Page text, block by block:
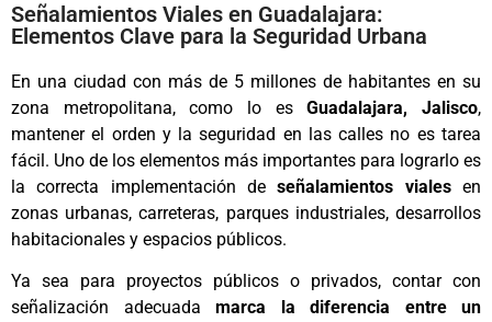
Señalamientos Viales en Guadalajara:
Elementos Clave para la Seguridad Urbana
En una ciudad con más de 5 millones de habitantes en su
zona metropolitana, como lo esGuadalajara, Jalisco,
mantener el orden y la seguridad en las calles no es tarea
fácil. Uno de los elementos más importantes para lograrlo es
la correcta implementación deseñalamientos vialesen
zonas urbanas, carreteras, parques industriales, desarrollos
habitacionales y espacios públicos.
Ya sea para proyectos públicos o privados, contar con
señalización adecuada marca la diferencia entre un